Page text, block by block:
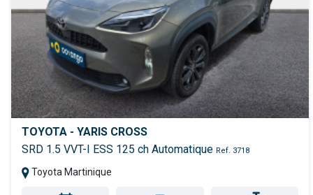
TOYOTA - YARIS CROSS
SRD 1.5 VVT-I ESS 125 ch Automatique Ref. 3718
Toyota Martinique